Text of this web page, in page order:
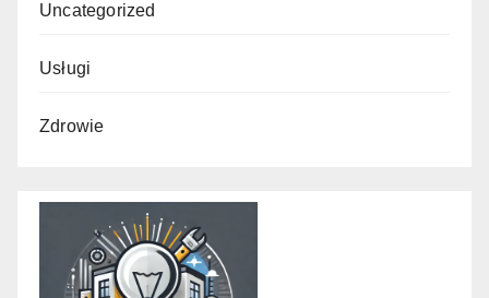
Uncategorized
Usługi
Zdrowie